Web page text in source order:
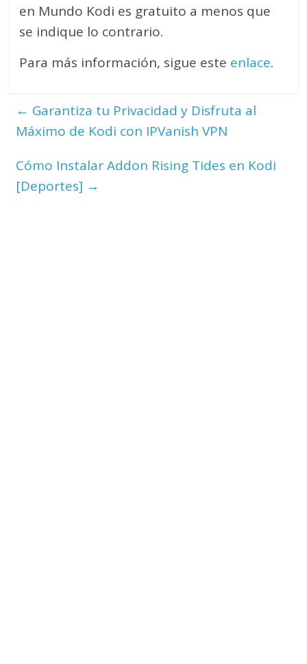
en Mundo Kodi es gratuito a menos que
se indique lo contrario.
Para más información, sigue este enlace.
← Garantiza tu Privacidad y Disfruta al
Máximo de Kodi con IPVanish VPN
Cómo Instalar Addon Rising Tides en Kodi
[Deportes] →